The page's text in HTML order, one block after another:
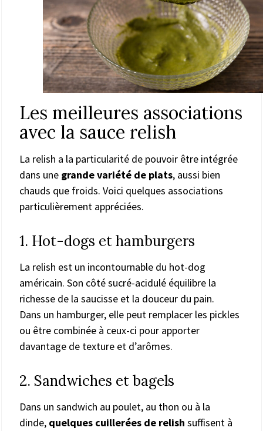
Les meilleures associations
avec la sauce relish
La relish a la particularité de pouvoir être intégrée
dans une grande variété de plats, aussi bien
chauds que froids. Voici quelques associations
particulièrement appréciées.
1. Hot-dogs et hamburgers
La relish est un incontournable du hot-dog
américain. Son côté sucré-acidulé équilibre la
richesse de la saucisse et la douceur du pain.
Dans un hamburger, elle peut remplacer les pickles
ou être combinée à ceux-ci pour apporter
davantage de texture et d’arômes.
2. Sandwiches et bagels
Dans un sandwich au poulet, au thon ou à la
dinde, quelques cuillerées de relish suffisent à